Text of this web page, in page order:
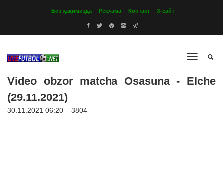
Биз ҳақимизда Реклама Контакт Х-сайт
Video obzor matcha Osasuna - Elche
(29.11.2021)
30.11.2021 06:20 3804